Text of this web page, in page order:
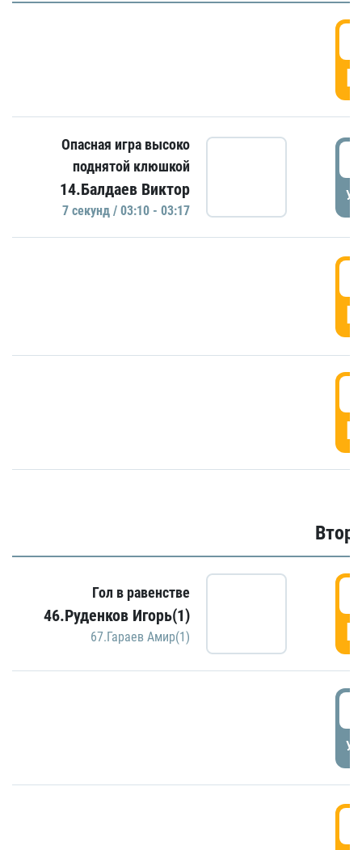
Опасная игра высоко
поднятой клюшкой
14.Балдаев Виктор
7 секунд / 03:10 - 03:17
Гол в равенстве
46.Руденков Игорь(1)
67.Гараев Амир(1)